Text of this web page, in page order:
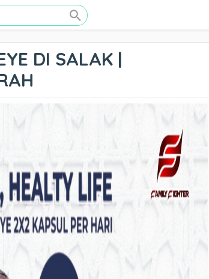
DI SALAK |